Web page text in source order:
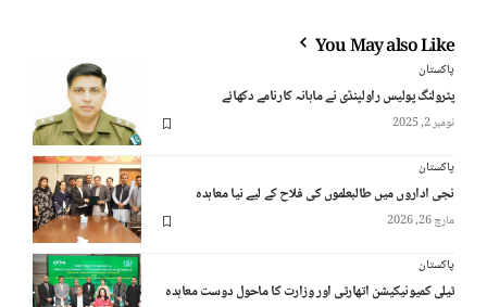
You May also Like
پاکستان
پٹرولنگ پولیس راولپنڈی نے ماہانہ کارنامے دکھائے
نومبر 2, 2025
پاکستان
نجی اداروں میں طالبعلموں کی فلاح کے لیے نیا معاہدہ
مارچ 26, 2026
پاکستان
ٹیلی کمیونیکیشن اتھارٹی اور وزارت کا ماحول دوست معاہدہ